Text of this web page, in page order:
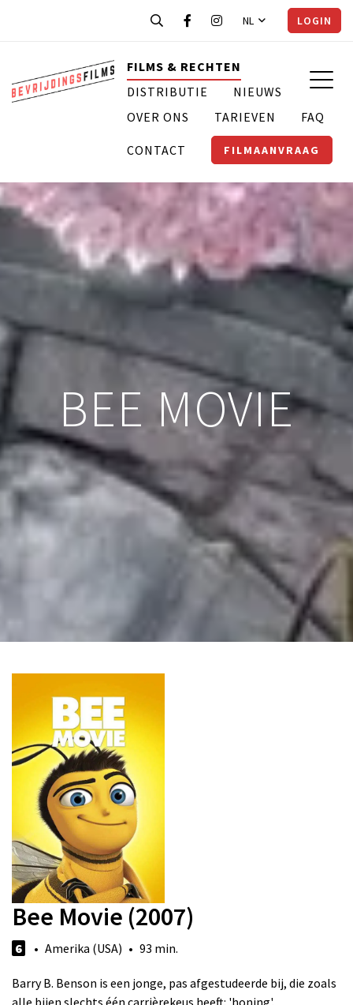
NL LOGIN
FILMS & RECHTEN
DISTRIBUTIE
NIEUWS
OVER ONS
TARIEVEN FAQ
CONTACT FILMAANVRAAG
BEE MOVIE
Bee Movie (2007)
6 • Amerika (USA) • 93 min.
Barry B. Benson is een jonge, pas afgestudeerde bij, die zoals
alle bijen slechts één carrièrekeus heeft: 'honing'.